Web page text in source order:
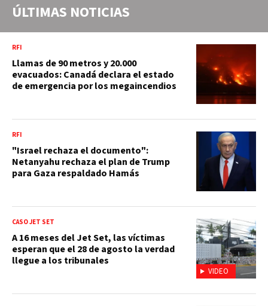
ÚLTIMAS NOTICIAS
RFI
Llamas de 90 metros y 20.000
evacuados: Canadá declara el estado
de emergencia por los megaincendios
RFI
"Israel rechaza el documento":
Netanyahu rechaza el plan de Trump
para Gaza respaldado Hamás
VIDEO
CASO JET SET
A 16 meses del Jet Set, las víctimas
esperan que el 28 de agosto la verdad
llegue a los tribunales